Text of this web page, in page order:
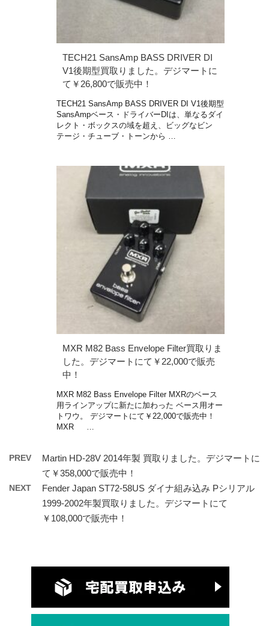
TECH21 SansAmp BASS DRIVER DI
V1後期型買取りました。デジマートに
て￥26,800で販売中！
TECH21 SansAmp BASS DRIVER DI V1後期型
SansAmpベース・ドライバーDIは、単なるダイ
レクト・ボックスの域を超え、ビッグなビン
テージ・チューブ・トーンから …
MXR M82 Bass Envelope Filter買取りま
した。デジマートにて￥22,000で販売
中！
MXR M82 Bass Envelope Filter MXRのベース
用ラインアップに新たに加わった ベース用オー
トワウ。 デジマートにて￥22,000で販売中！
MXR …
PREV
Martin HD-28V 2014年製 買取りました。デジマートに
て￥358,000で販売中！
NEXT
Fender Japan ST72-58US ダイナ組み込み Pシリアル
1999-2002年製買取りました。デジマートにて
￥108,000で販売中！